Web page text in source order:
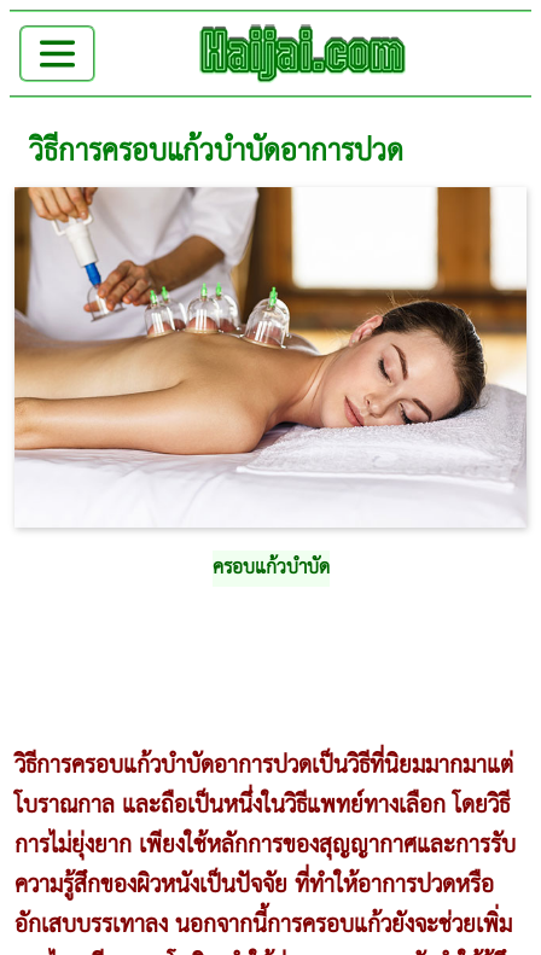
วิธีการครอบแก้วบำบัดอาการปวด
ครอบแก้วบำบัด
วิธีการครอบแก้วบำบัดอาการปวดเป็นวิธีที่นิยมมากมาแต่
โบราณกาล และถือเป็นหนึ่งในวิธีแพทย์ทางเลือก โดยวิธี
การไม่ยุ่งยาก เพียงใช้หลักการของสุญญากาศและการรับ
ความรู้สึกของผิวหนังเป็นปัจจัย ที่ทำให้อาการปวดหรือ
อักเสบบรรเทาลง นอกจากนี้การครอบแก้วยังจะช่วยเพิ่ม